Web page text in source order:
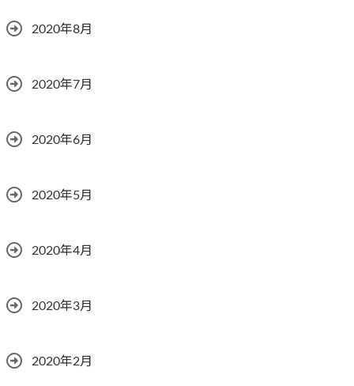
2020年8月
2020年7月
2020年6月
2020年5月
2020年4月
2020年3月
2020年2月